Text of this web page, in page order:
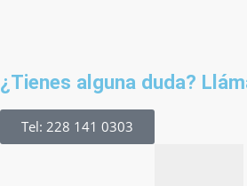
¿Tienes alguna duda?
Tel: 228 141 0303